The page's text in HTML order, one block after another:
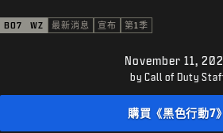
客服支援
登入|註冊
BO7 WZ 最新消息 宣布 第1季
November 11,
by Call of Duty
購買《黑色行動7》